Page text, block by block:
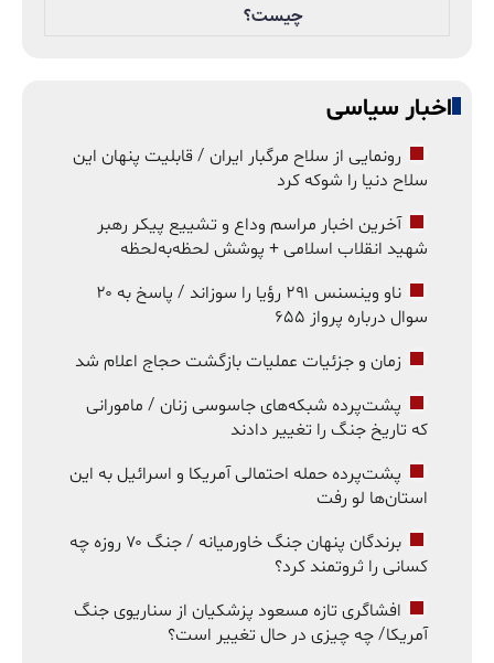
چیست؟
اخبار سیاسی
رونمایی از سلاح مرگبار ایران / قابلیت پنهان این
سلاح دنیا را شوکه کرد
آخرین اخبار مراسم وداع و تشییع پیکر رهبر
شهید انقلاب اسلامی + پوشش لحظه‌به‌لحظه
ناو وینسنس ۲۹۱ رؤیا را سوزاند / پاسخ به ۲۰
سوال درباره پرواز ۶۵۵
زمان و جزئیات عملیات بازگشت حجاج اعلام شد
پشت‌پرده شبکه‌های جاسوسی زنان / مامورانی
که تاریخ جنگ را تغییر دادند
پشت‌پرده حمله احتمالی آمریکا و اسرائیل به این
استان‌ها لو رفت
برندگان پنهان جنگ خاورمیانه / جنگ ۷۰ روزه چه
کسانی را ثروتمند کرد؟
افشاگری تازه مسعود پزشکیان از سناریوی جنگ
آمریکا/ چه چیزی در حال تغییر است؟